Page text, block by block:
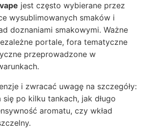
jest często wybierane przez
wysublimowanych smaków i
doznaniami smakowymi. Ważne
portale, fora tematyczne
przeprowadzone w
i zwracać uwagę na szczegóły:
po kilku tankach, jak długo
aromatu, czy wkład